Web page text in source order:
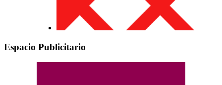
Espacio Publicitario